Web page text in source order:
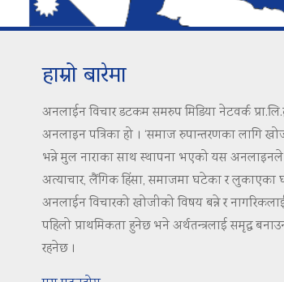
हाम्रो बारेमा
अनलाईन विचार डटकम समरुप मिडिया नेटवर्क
अनलाइन पत्रिका हो । ‘समाज रुपान्तरणका लागि खोज
भन्ने मुल नाराका साथ स्थापना भएको यस अनलाइनले
अत्याचार, लैंगिक हिंसा, समाजमा घटेका र लुकाएका
अनलाईन विचारको खोजीको विषय बन्ने र
पहिलो प्राथमिकता हुनेछ भने अर्थतन्त्रलाई समृद्ध
रहनेछ ।